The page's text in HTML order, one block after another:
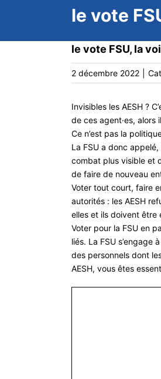
le vote
le vote FSU, la
2 décembre 2022
Invisibles les AESH ?
de ces agent·es, alors
Ce n’est pas la
La FSU a donc
combat plus visible et
de faire de nouveau
Voter tout court, faire
autorités : les AESH
elles et ils doivent être
Voter pour la FSU en
liés. La FSU s’engage
des personnels dont
AESH, vous êtes